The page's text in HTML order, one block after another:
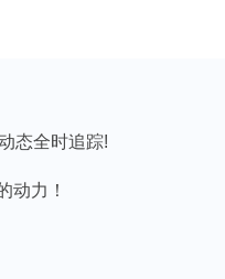
中Pb
AAS)虽准确但
系经指数富集配
Cas12a系统的
态全时追踪!
动力！